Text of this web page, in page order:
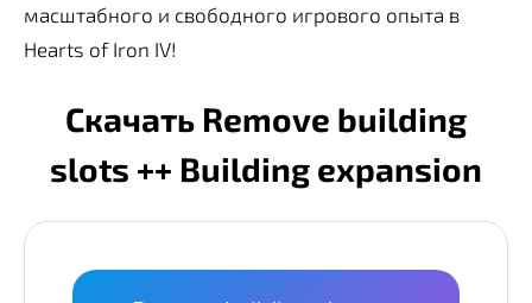
масштабного и свободного игрового опыта в
Hearts of Iron IV!
Скачать Remove building
slots ++ Building expansion